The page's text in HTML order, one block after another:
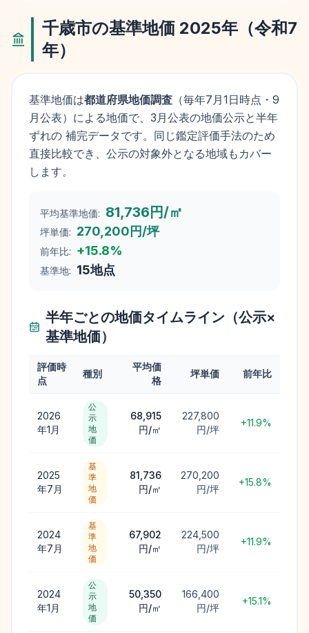
千歳市の基準地価 2025年（令和7
年）
基準地価は都道府県地価調査 （毎年7月1日時点・9
月公表）による地価で、3月公表の地価公示と半年
ずれの 補完データです。同じ鑑定評価手法のため
直接比較でき、公示の対象外となる地域もカバー
します。
平均基準地価: 81,736円/㎡
坪単価: 270,200円/坪
前年比: +15.8%
基準地: 15地点
半年ごとの地価タイムライン（公示×
基準地価）
評価時
点
種別
平均価
格
坪単価 前年比
2026
年1月
公
示
地
価
68,915
円/㎡
227,800
円/坪
+11.9%
2025
年7月
基
準
地
価
81,736
円/㎡
270,200
円/坪
+15.8%
2024
年7月
基
準
地
価
67,902
円/㎡
224,500
円/坪
+11.9%
2024
年1月
公
示
地
価
50,350
円/㎡
166,400
円/坪
+15.1%